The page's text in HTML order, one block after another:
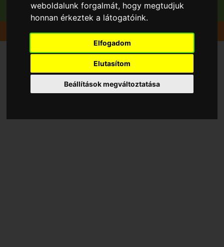
weboldalunk forgalmát, hogy megtudjuk
honnan érkeztek a látogatóink.
Elfogadom
Elutasítom
Beállítások megváltoztatása
Szedd magad Birskörte Hatvan Nagy László
Szedd és/vagy vedd magad
Birskörte, Hatvan